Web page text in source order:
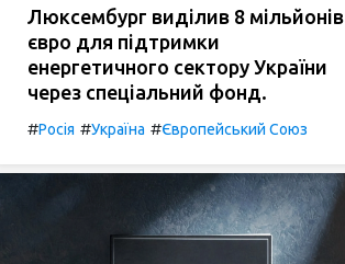
Люксембург виділив 8 мільйонів
євро для підтримки
енергетичного сектору України
через спеціальний фонд.
#Росія #Україна #Європейський Союз